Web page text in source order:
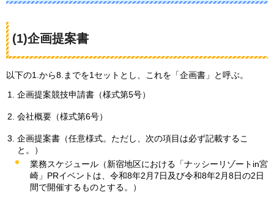
(1)企画提案書
以下の1.から8.までを1セットとし、これを「企画書」と呼ぶ。
企画提案競技申請書（様式第5号）
会社概要（様式第6号）
企画提案書（任意様式。ただし、次の項目は必ず記載するこ
と。）
業務スケジュール（新宿地区における「ナッシーリゾートin宮
崎」PRイベントは、令和8年2月7日及び令和8年2月8日の2日
間で開催するものとする。）